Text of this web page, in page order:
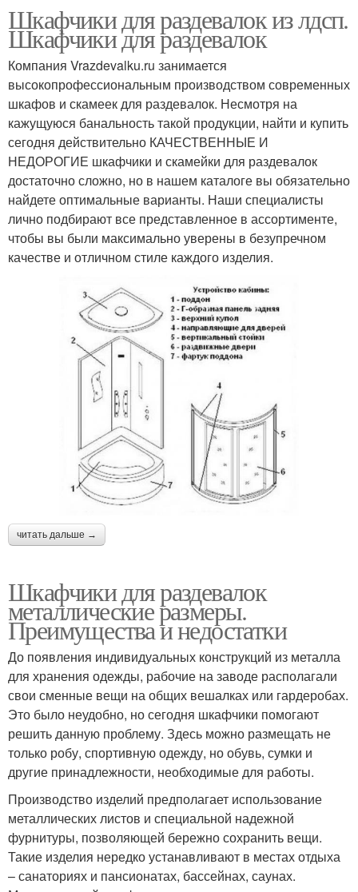
Шкафчики для раздевалок из лдсп.
Шкафчики для раздевалок
Компания Vrazdevalku.ru занимается
высокопрофессиональным производством современных
шкафов и скамеек для раздевалок. Несмотря на
кажущуюся банальность такой продукции, найти и купить
сегодня действительно КАЧЕСТВЕННЫЕ И
НЕДОРОГИЕ шкафчики и скамейки для раздевалок
достаточно сложно, но в нашем каталоге вы обязательно
найдете оптимальные варианты. Наши специалисты
лично подбирают все представленное в ассортименте,
чтобы вы были максимально уверены в безупречном
качестве и отличном стиле каждого изделия.
читать дальше →
Шкафчики для раздевалок
металлические размеры.
Преимущества и недостатки
До появления индивидуальных конструкций из металла
для хранения одежды, рабочие на заводе располагали
свои сменные вещи на общих вешалках или гардеробах.
Это было неудобно, но сегодня шкафчики помогают
решить данную проблему. Здесь можно размещать не
только робу, спортивную одежду, но обувь, сумки и
другие принадлежности, необходимые для работы.
Производство изделий предполагает использование
металлических листов и специальной надежной
фурнитуры, позволяющей бережно сохранить вещи.
Такие изделия нередко устанавливают в местах отдыха
– санаториях и пансионатах, бассейнах, саунах.